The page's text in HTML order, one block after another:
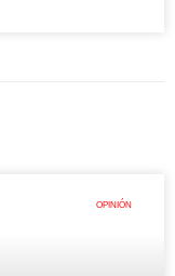
OPINIÓN